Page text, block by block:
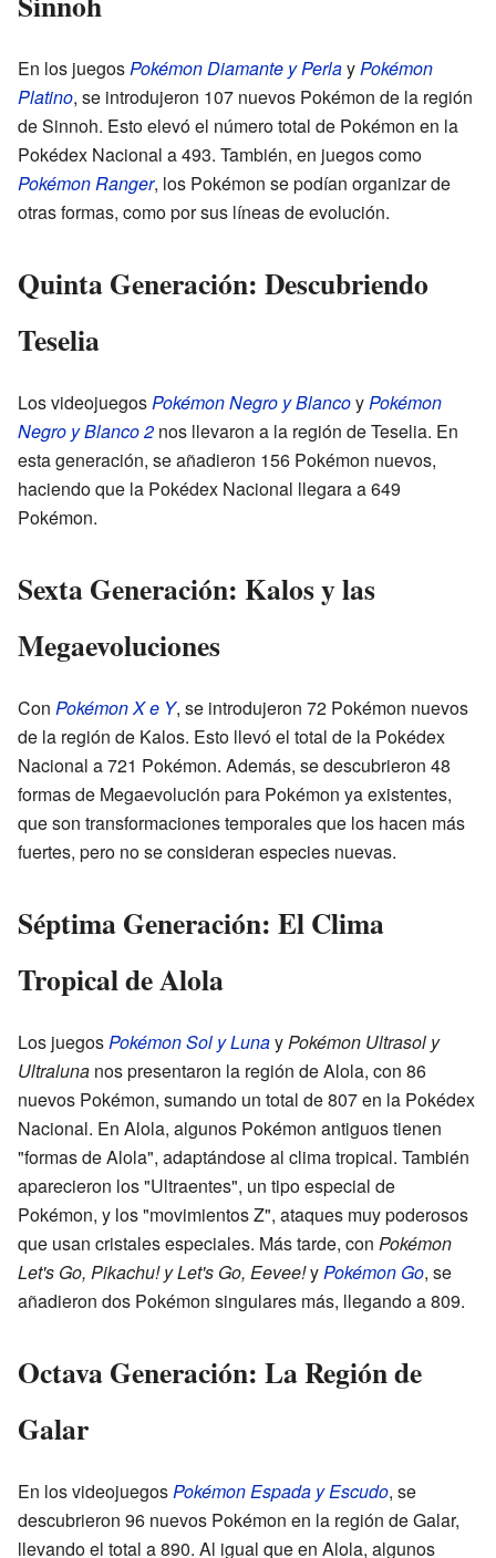
En los juegosPokémon Diamante y PerlayPokémon
Platino, se introdujeron 107 nuevos Pokémon de la región
de Sinnoh. Esto elevó el número total de Pokémon en la
Pokédex Nacional a 493. También, en juegos como
Pokémon Ranger, los Pokémon se podían organizar de
otras formas, como por sus líneas de evolución.
Quinta Generación: Descubriendo
Teselia
Los videojuegosPokémon Negro y BlancoyPokémon
Negro y Blanco 2 nos llevaron a la región de Teselia. En
esta generación, se añadieron 156 Pokémon nuevos,
haciendo que la Pokédex Nacional llegara a 649
Pokémon.
Sexta Generación: Kalos y las
Megaevoluciones
Con Pokémon X e Y, se introdujeron 72 Pokémon nuevos
de la región de Kalos. Esto llevó el total de la Pokédex
Nacional a 721 Pokémon. Además, se descubrieron 48
formas de Megaevolución para Pokémon ya existentes,
que son transformaciones temporales que los hacen más
fuertes, pero no se consideran especies nuevas.
Séptima Generación: El Clima
Tropical de Alola
Los juegosPokémon Sol y LunayPokémon Ultrasol y
Ultraluna nos presentaron la región de Alola, con 86
nuevos Pokémon, sumando un total de 807 en la Pokédex
Nacional. En Alola, algunos Pokémon antiguos tienen
"formas de Alola", adaptándose al clima tropical. También
aparecieron los "Ultraentes", un tipo especial de
Pokémon, y los "movimientos Z", ataques muy poderosos
que usan cristales especiales. Más tarde, con Pokémon
Let's Go, Pikachu! y Let's Go, Eevee!yPokémon Go, se
añadieron dos Pokémon singulares más, llegando a 809.
Octava Generación: La Región de
Galar
En los videojuegosPokémon Espada y Escudo, se
descubrieron 96 nuevos Pokémon en la región de Galar,
llevando el total a 890. Al igual que en Alola, algunos